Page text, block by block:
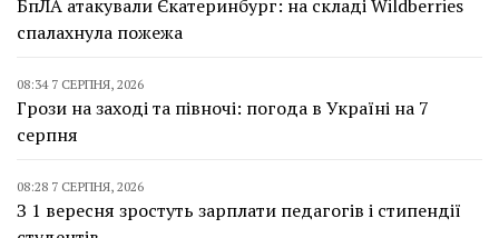
БпЛА атакували Єкатеринбург: на складі Wildberries
спалахнула пожежа
08:34 7 СЕРПНЯ, 2026
Грози на заході та півночі: погода в Україні на 7
серпня
08:28 7 СЕРПНЯ, 2026
З 1 вересня зростуть зарплати педагогів і стипендії